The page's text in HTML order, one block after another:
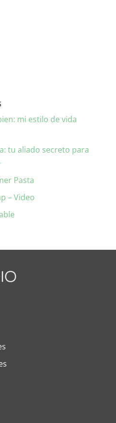
mi estilo de vida
tu aliado secreto para
Pasta
– Video